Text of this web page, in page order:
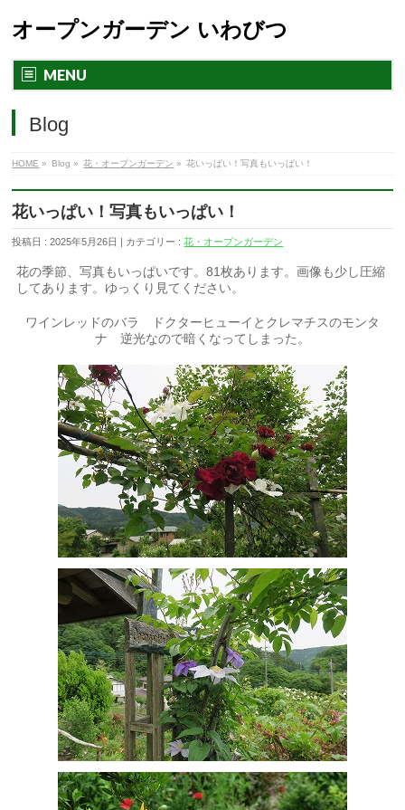
オープンガーデン いわびつ
MENU
Blog
HOME » Blog » 花・オープンガーデン » 花いっぱい！写真もいっぱい！
花いっぱい！写真もいっぱい！
投稿日 : 2025年5月26日 | カテゴリー :花・オープンガーデン
花の季節、写真もいっぱいです。81枚あります。画像も少し圧縮
してあります。ゆっくり見てください。
ワインレッドのバラ ドクターヒューイとクレマチスのモンタ
ナ 逆光なので暗くなってしまった。